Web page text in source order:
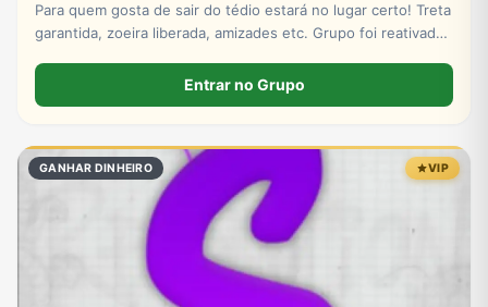
Para quem gosta de sair do tédio estará no lugar certo! Treta
garantida, zoeira liberada, amizades etc. Grupo foi reativado
Entrar no Grupo
GANHAR DINHEIRO VIP